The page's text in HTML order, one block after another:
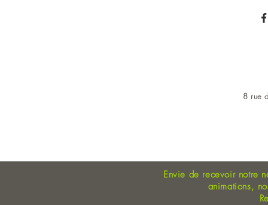
8 rue
Envie de recevoir notre
animations,